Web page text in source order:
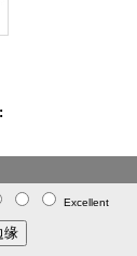
Excellent